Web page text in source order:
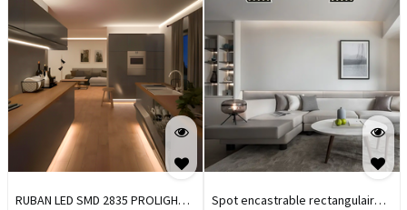
RUBAN LED SMD 2835 PROLIGHT+
Spot encastrable rectangulaire